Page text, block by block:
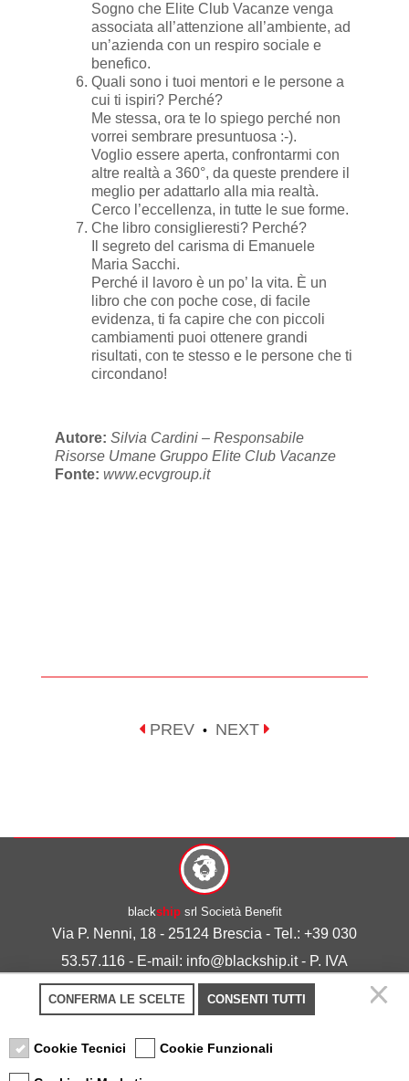
Sogno che Elite Club Vacanze venga
associata all’attenzione all’ambiente, ad
un’azienda con un respiro sociale e
benefico.
Quali sono i tuoi mentori e le persone a
cui ti ispiri? Perché?
Me stessa, ora te lo spiego perché non
vorrei sembrare presuntuosa :-).
Voglio essere aperta, confrontarmi con
altre realtà a 360°, da queste prendere il
meglio per adattarlo alla mia realtà.
Cerco l’eccellenza, in tutte le sue forme.
Che libro consiglieresti? Perché?
Il segreto del carisma di Emanuele
Maria Sacchi.
Perché il lavoro è un po’ la vita. È un
libro che con poche cose, di facile
evidenza, ti fa capire che con piccoli
cambiamenti puoi ottenere grandi
risultati, con te stesso e le persone che ti
circondano!
Autore: Silvia Cardini – Responsabile
Risorse Umane Gruppo Elite Club Vacanze
Fonte: www.ecvgroup.it
PREV • NEXT
blackshipsrl Società Benefit
Via P. Nenni, 18 - 25124 Brescia - Tel.: +39 030
53.57.116 - E-mail: info@blackship.it - P. IVA
03492980986
Privacy policy-Cookie policy
CONFERMA LE SCELTE CONSENTI TUTTI
Cookie Tecnici Cookie Funzionali